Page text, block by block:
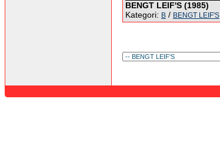
BENGT LEIF'S (1985)
Kategori: B / BENGT LEIF'S